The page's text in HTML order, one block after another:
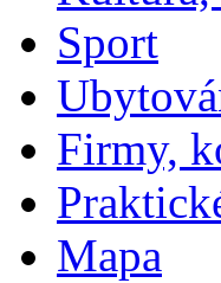
Sport
Firmy,
Mapa